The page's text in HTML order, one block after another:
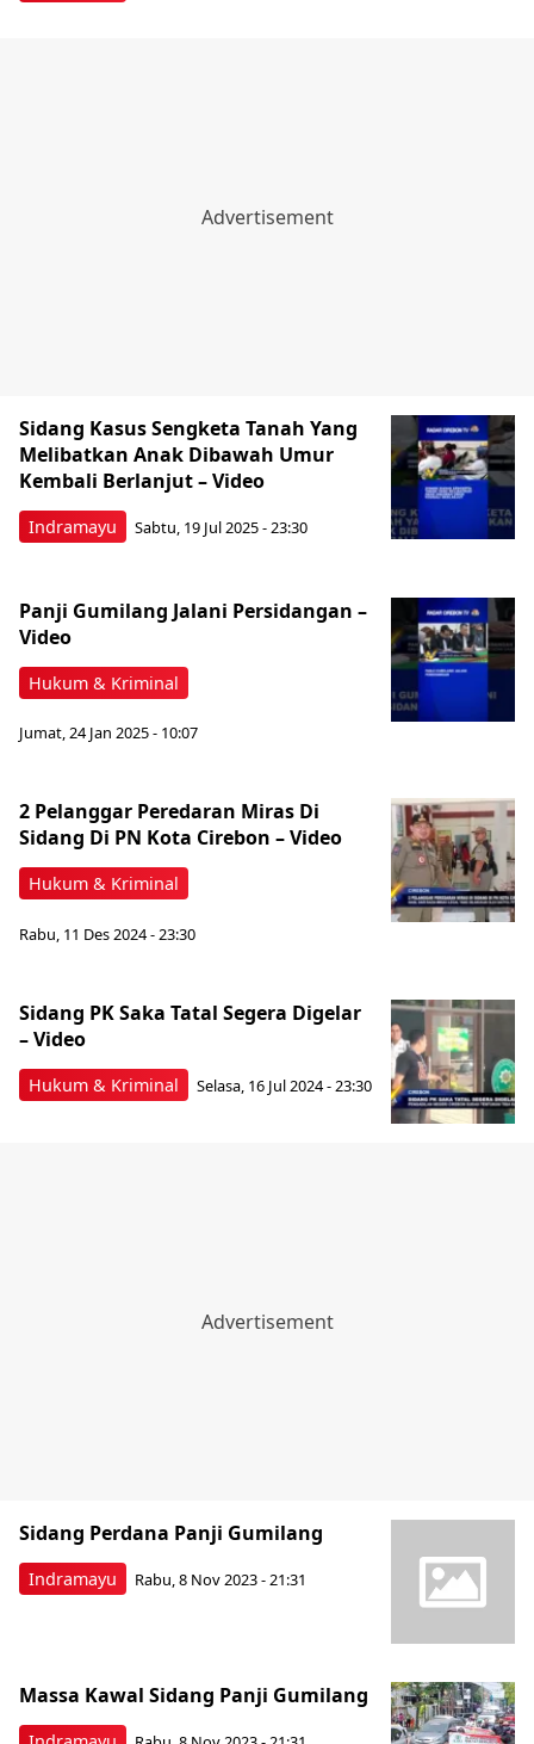
Indramayu
Sidang Kasus Sengketa Tanah Yang
Melibatkan Anak Dibawah Umur
Kembali Berlanjut – Video
Sabtu, 19 Jul 2025 - 23:30
Hukum & Kriminal
Panji Gumilang Jalani Persidangan –
Video
Jumat, 24 Jan 2025 - 10:07
Hukum & Kriminal
2 Pelanggar Peredaran Miras Di
Sidang Di PN Kota Cirebon – Video
Rabu, 11 Des 2024 - 23:30
Hukum & Kriminal
Sidang PK Saka Tatal Segera Digelar
– Video
Selasa, 16 Jul 2024 - 23:30
Indramayu
Sidang Perdana Panji Gumilang
Rabu, 8 Nov 2023 - 21:31
Massa Kawal Sidang Panji Gumilang